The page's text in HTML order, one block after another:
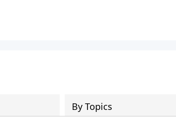
By Topics